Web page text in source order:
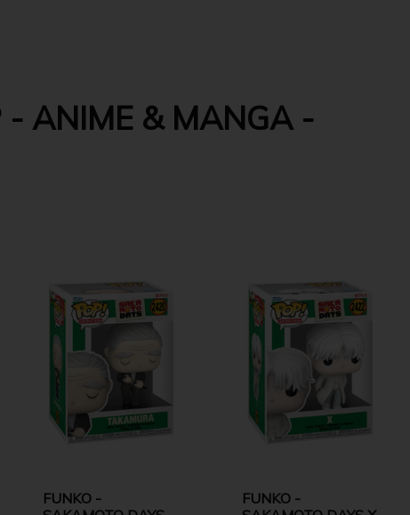
- ANIME & MANGA -
FUNKO -
FUNKO -